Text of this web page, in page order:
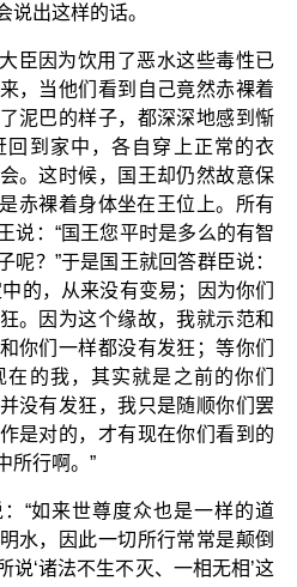
说出这样的话。
臣因为饮用了恶水这些毒性已
，当他们看到自己竟然赤裸着
泥巴的样子，都深深地感到惭
到家中，各自穿上正常的衣
。这时候，国王却仍然故意保
赤裸着身体坐在王位上。所有
说：“国王您平时是多么的有智
呢？”于是国王就回答群臣说：
的，从来没有变易；因为你们
。因为这个缘故，我就示范和
你们一样都没有发狂；等你们
的我，其实就是之前的你们
没有发狂，我只是随顺你们罢
是对的，才有现在你们看到的
所行啊。”
“如来世尊度众也是一样的道
水，因此一切所行常常是颠倒
说‘诸法不生不灭、一相无相’这